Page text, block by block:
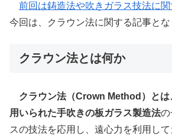
前回は鋳造法や吹きガラス技法に
今回は、クラウン法に関する記事とな
クラウン法とは何か
クラウン法（Crown Method）とは
用いられた手吹きの板ガラス製造法の
スの技法を応用し、遠心力を利用し